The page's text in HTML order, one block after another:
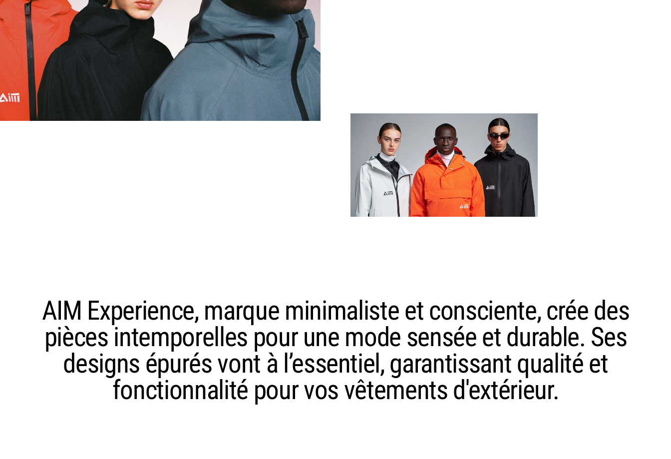
AIM Experience, marque minimaliste et consciente, crée des
pièces intemporelles pour une mode sensée et durable. Ses
designs épurés vont à l’essentiel, garantissant qualité et
fonctionnalité pour vos vêtements d'extérieur.